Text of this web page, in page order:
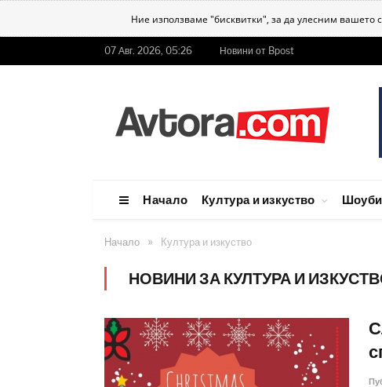
Ние използваме "бисквитки", за да улесним
07 Авг. 2026, 05:26 Новини от Bpost
Начало Култура и изкуство
Начало » Култура и изкуство
НОВИНИ ЗА КУЛТУРА И